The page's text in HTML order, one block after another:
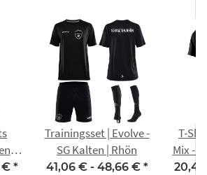
|
€ *
Trainingsset | Evolve -
SG Kalten | Rhön
41,06 € - 48,66 € *
T-
Mix -